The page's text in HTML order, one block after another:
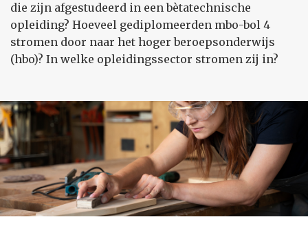
die zijn afgestudeerd in een bètatechnische
opleiding? Hoeveel gediplomeerden mbo-bol 4
stromen door naar het hoger beroepsonderwijs
(hbo)? In welke opleidingssector stromen zij in?